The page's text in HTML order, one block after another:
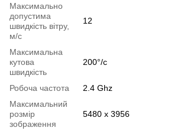
Максимально
допустима
швидкість вітру,
м/с
12
Максимальна
кутова
швидкість
200°/с
Робоча частота
2.4 Ghz
Максимальний
розмір
зображення
5480 x 3956